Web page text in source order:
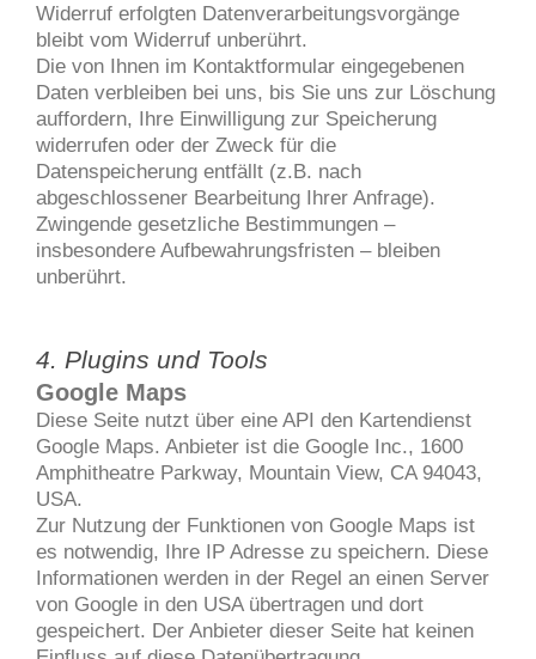
Widerruf erfolgten Datenverarbeitungsvorgänge
bleibt vom Widerruf unberührt.
Die von Ihnen im Kontaktformular eingegebenen
Daten verbleiben bei uns, bis Sie uns zur Löschung
auffordern, Ihre Einwilligung zur Speicherung
widerrufen oder der Zweck für die
Datenspeicherung entfällt (z.B. nach
abgeschlossener Bearbeitung Ihrer Anfrage).
Zwingende gesetzliche Bestimmungen –
insbesondere Aufbewahrungsfristen – bleiben
unberührt.
4. Plugins und Tools
Google Maps
Diese Seite nutzt über eine API den Kartendienst
Google Maps. Anbieter ist die Google Inc., 1600
Amphitheatre Parkway, Mountain View, CA 94043,
USA.
Zur Nutzung der Funktionen von Google Maps ist
es notwendig, Ihre IP Adresse zu speichern. Diese
Informationen werden in der Regel an einen Server
von Google in den USA übertragen und dort
gespeichert. Der Anbieter dieser Seite hat keinen